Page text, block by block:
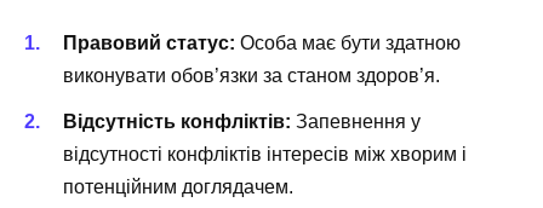
Правовий статус: Особа має бути здатною
виконувати обов’язки за станом здоров’я.
Відсутність конфліктів: Запевнення у
відсутності конфліктів інтересів між хворим і
потенційним доглядачем.